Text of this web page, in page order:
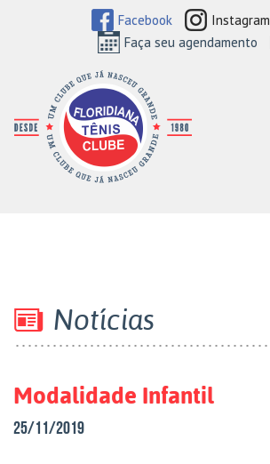
Facebook Instagram
Faça seu agendamento
Notícias
Modalidade Infantil
25/11/2019